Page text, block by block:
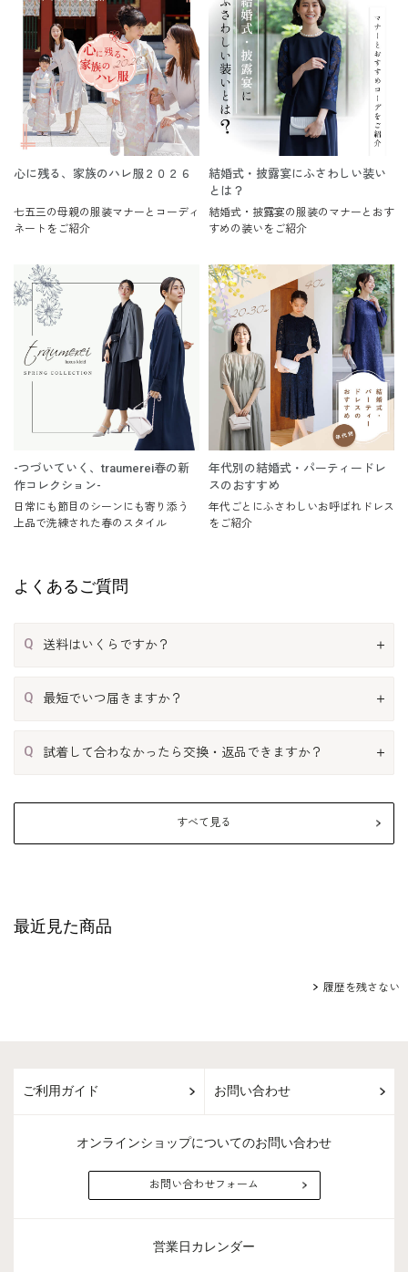
心に残る、家族のハレ服２０２６
七五三の母親の服装マナーとコーディ
ネートをご紹介
結婚式・披露宴にふさわしい装い
とは？
結婚式・披露宴の服装のマナーとおす
すめの装いをご紹介
-つづいていく、traumerei春の新
作コレクション-
日常にも節目のシーンにも寄り添う
上品で洗練された春のスタイル
年代別の結婚式・パーティードレ
スのおすすめ
年代ごとにふさわしいお呼ばれドレス
をご紹介
よくあるご質問
Q 送料はいくらですか？
Q 最短でいつ届きますか？
Q 試着して合わなかったら交換・返品できますか？
すべて見る
最近見た商品
履歴を残さない
ご利用ガイド お問い合わせ
オンラインショップについてのお問い合わせ
お問い合わせフォーム
営業日カレンダー